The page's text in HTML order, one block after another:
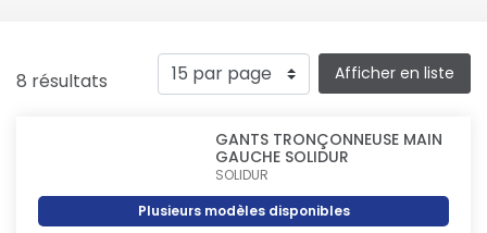
8 résultats Afficher en liste
GANTS TRONÇONNEUSE MAIN
GAUCHE SOLIDUR
SOLIDUR
Plusieurs modèles disponibles